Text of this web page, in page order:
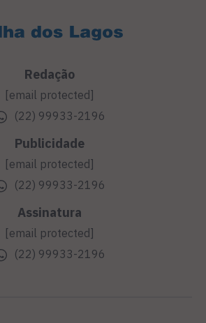
Redação
[email protected]
(22) 99933-2196
Publicidade
[email protected]
(22) 99933-2196
Assinatura
[email protected]
(22) 99933-2196